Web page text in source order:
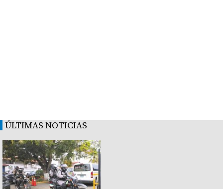
ÚLTIMAS NOTICIAS